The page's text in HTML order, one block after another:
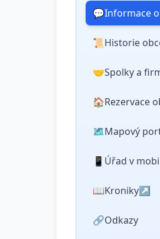
💬Informace
📜Historie
🤝Spolky a
🏠Rezervace
🗺️Mapový
📱 Úřad v
📖Kroniky↗
🔗Odkazy